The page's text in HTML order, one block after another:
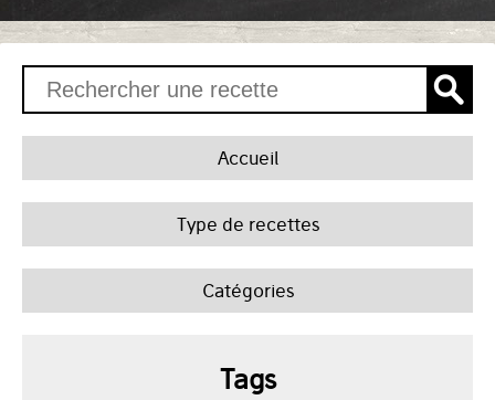
Accueil
Type de recettes
Catégories
Tags